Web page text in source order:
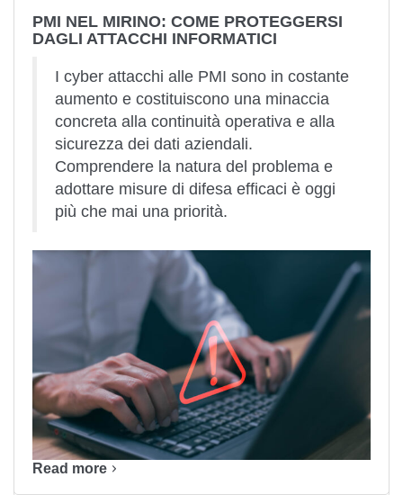
PMI NEL MIRINO: COME PROTEGGERSI
DAGLI ATTACCHI INFORMATICI
I cyber attacchi alle PMI sono in costante
aumento e costituiscono una minaccia
concreta alla continuità operativa e alla
sicurezza dei dati aziendali.
Comprendere la natura del problema e
adottare misure di difesa efficaci è oggi
più che mai una priorità.
Read more